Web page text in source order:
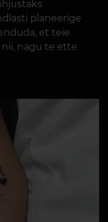
planeerige
et teie
nagu te ette